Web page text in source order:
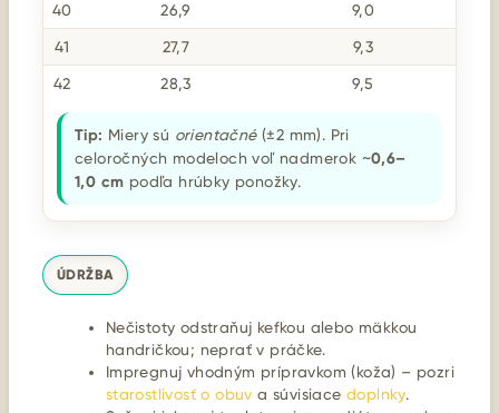
40 26,9 9,0
41 27,7 9,3
42 28,3 9,5
Tip: Miery sú orientačné(±2 mm). Pri
celoročných modeloch voľ nadmerok ~0,6–
1,0 cm podľa hrúbky ponožky.
ÚDRŽBA
Nečistoty odstraňuj kefkou alebo mäkkou
handričkou; neprať v práčke.
Impregnuj vhodným prípravkom (koža) – pozri
starostlivosť o obuv a súvisiacedoplnky.